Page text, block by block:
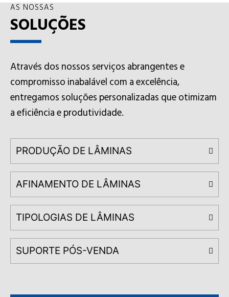
AS NOSSAS
SOLUÇÕES
Através dos nossos serviços abrangentes e
compromisso inabalável com a excelência,
entregamos soluções personalizadas que otimizam
a eficiência e produtividade.
PRODUÇÃO DE LÂMINAS
AFINAMENTO DE LÂMINAS
TIPOLOGIAS DE LÂMINAS
SUPORTE PÓS-VENDA